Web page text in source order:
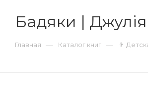
Бадяки |
Главная — Каталог книг — 👨